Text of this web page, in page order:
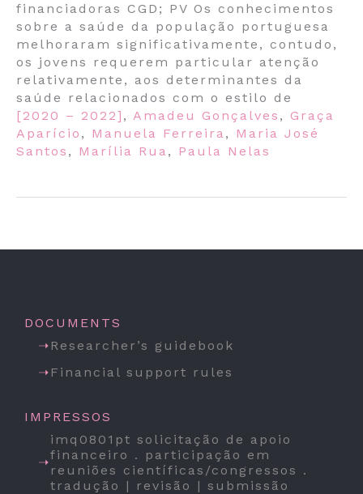
financiadoras CGD; PV Os conhecimentos
sobre a saúde da população portuguesa
melhoraram significativamente, contudo,
os jovens requerem particular atenção
relativamente, aos determinantes da
saúde relacionados com o estilo de
[2020 – 2022] , Amadeu Gonçalves , Graça
Aparício , Manuela Ferreira , Maria José
Santos , Marília Rua , Paula Nelas
DOCUMENTS
Researcher’s guidebook
Financial support rules
IMPRESSOS
imq0801pt solicitação de apoio
financeiro . participação em
reuniões científicas/congressos .
tradução | revisão | submissão